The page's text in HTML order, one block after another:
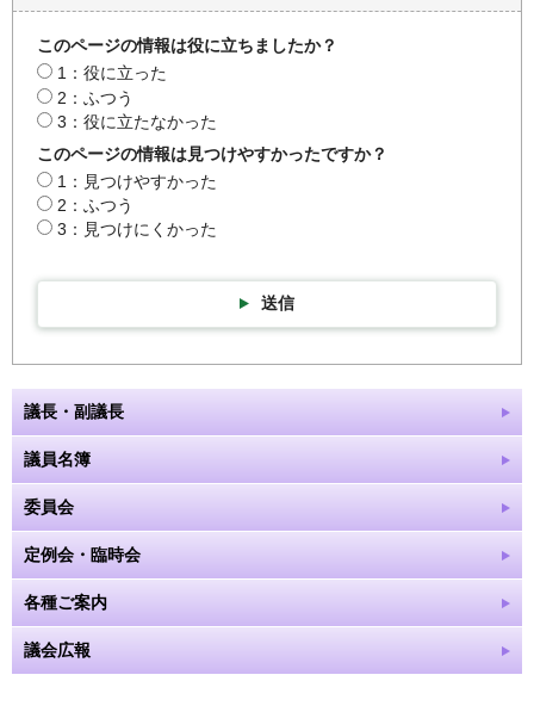
このページの情報は役に立ちましたか？
1：役に立った
2：ふつう
3：役に立たなかった
このページの情報は見つけやすかったですか？
1：見つけやすかった
2：ふつう
3：見つけにくかった
送信
議長・副議長
議員名簿
委員会
定例会・臨時会
各種ご案内
議会広報